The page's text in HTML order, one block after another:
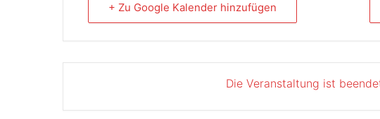
+ Zu Google Kalender hinzufügen
Die Veranstaltung ist